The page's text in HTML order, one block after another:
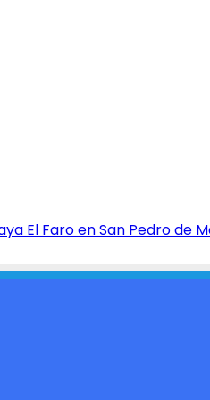
El Faro en San Pedro de